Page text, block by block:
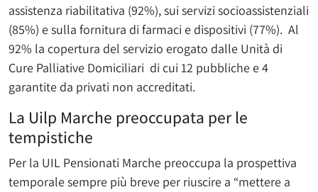
assistenza riabilitativa (92%), sui servizi socioassistenziali
(85%) e sulla fornitura di farmaci e dispositivi (77%). Al
92% la copertura del servizio erogato dalle Unità di
Cure Palliative Domiciliari di cui 12 pubbliche e 4
garantite da privati non accreditati.
La Uilp Marche preoccupata per le
tempistiche
Per la UIL Pensionati Marche preoccupa la prospettiva
temporale sempre più breve per riuscire a “mettere a